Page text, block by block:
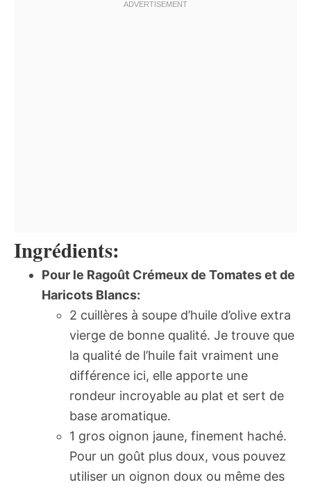
Ingrédients:
Pour le Ragoût Crémeux de Tomates et de
Haricots Blancs:
2 cuillères à soupe d’huile d’olive extra
vierge de bonne qualité. Je trouve que
la qualité de l’huile fait vraiment une
différence ici, elle apporte une
rondeur incroyable au plat et sert de
base aromatique.
1 gros oignon jaune, finement haché.
Pour un goût plus doux, vous pouvez
utiliser un oignon doux ou même des